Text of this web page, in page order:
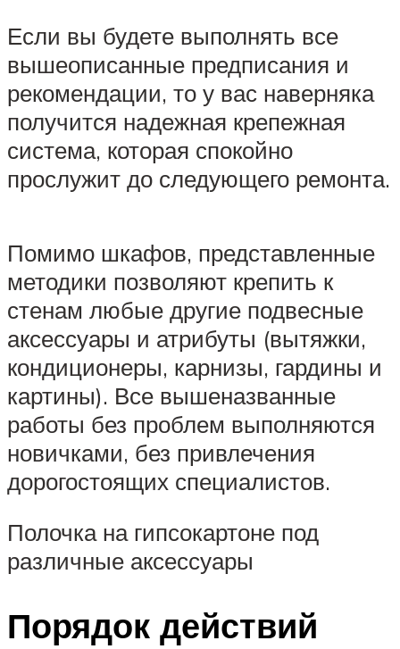
Если вы будете выполнять все
вышеописанные предписания и
рекомендации, то у вас наверняка
получится надежная крепежная
система, которая спокойно
прослужит до следующего ремонта.
Помимо шкафов, представленные
методики позволяют крепить к
стенам любые другие подвесные
аксессуары и атрибуты (вытяжки,
кондиционеры, карнизы, гардины и
картины). Все вышеназванные
работы без проблем выполняются
новичками, без привлечения
дорогостоящих специалистов.
Полочка на гипсокартоне под
различные аксессуары
Порядок действий